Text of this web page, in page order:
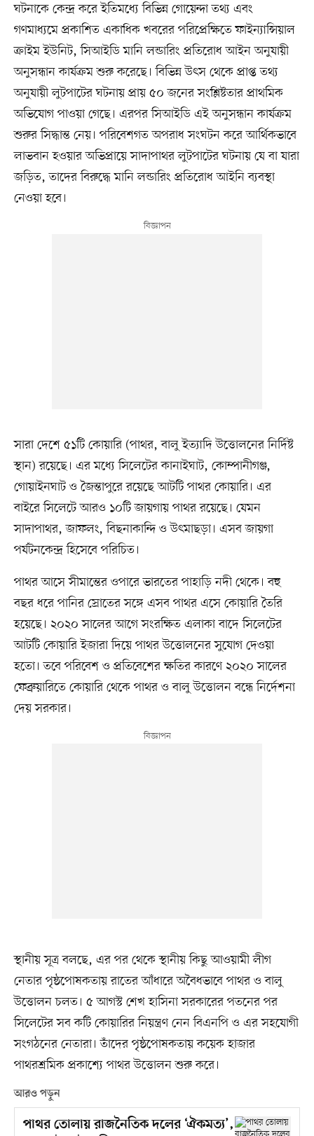
ঘটনাকে কেন্দ্র করে ইতিমধ্যে বিভিন্ন গোয়েন্দা তথ্য এবং
গণমাধ্যমে প্রকাশিত একাধিক খবরের পরিপ্রেক্ষিতে ফাইন্যান্সিয়াল
ক্রাইম ইউনিট, সিআইডি মানি লন্ডারিং প্রতিরোধ আইন অনুযায়ী
অনুসন্ধান কার্যক্রম শুরু করেছে। বিভিন্ন উৎস থেকে প্রাপ্ত তথ্য
অনুযায়ী লুটপাটের ঘটনায় প্রায় ৫০ জনের সংশ্লিষ্টতার প্রাথমিক
অভিযোগ পাওয়া গেছে। এরপর সিআইডি এই অনুসন্ধান কার্যক্রম
শুরুর সিদ্ধান্ত নেয়। পরিবেশগত অপরাধ সংঘটন করে আর্থিকভাবে
লাভবান হওয়ার অভিপ্রায়ে সাদাপাথর লুটপাটের ঘটনায় যে বা যারা
জড়িত, তাদের বিরুদ্ধে মানি লন্ডারিং প্রতিরোধ আইনি ব্যবস্থা
নেওয়া হবে।
সারা দেশে ৫১টি কোয়ারি (পাথর, বালু ইত্যাদি উত্তোলনের নির্দিষ্ট
স্থান) রয়েছে। এর মধ্যে সিলেটের কানাইঘাট, কোম্পানীগঞ্জ,
গোয়াইনঘাট ও জৈন্তাপুরে রয়েছে আটটি পাথর কোয়ারি। এর
বাইরে সিলেটে আরও ১০টি জায়গায় পাথর রয়েছে। যেমন
সাদাপাথর, জাফলং, বিছনাকান্দি ও উৎমাছড়া। এসব জায়গা
পর্যটনকেন্দ্র হিসেবে পরিচিত।
পাথর আসে সীমান্তের ওপারে ভারতের পাহাড়ি নদী থেকে। বহু
বছর ধরে পানির স্রোতের সঙ্গে এসব পাথর এসে কোয়ারি তৈরি
হয়েছে। ২০২০ সালের আগে সংরক্ষিত এলাকা বাদে সিলেটের
আটটি কোয়ারি ইজারা দিয়ে পাথর উত্তোলনের সুযোগ দেওয়া
হতো। তবে পরিবেশ ও প্রতিবেশের ক্ষতির কারণে ২০২০ সালের
ফেব্রুয়ারিতে কোয়ারি থেকে পাথর ও বালু উত্তোলন বন্ধে নির্দেশনা
দেয় সরকার।
স্থানীয় সূত্র বলছে, এর পর থেকে স্থানীয় কিছু আওয়ামী লীগ
নেতার পৃষ্ঠপোষকতায় রাতের আঁধারে অবৈধভাবে পাথর ও বালু
উত্তোলন চলত। ৫ আগস্ট শেখ হাসিনা সরকারের পতনের পর
সিলেটের সব কটি কোয়ারির নিয়ন্ত্রণ নেন বিএনপি ও এর সহযোগী
সংগঠনের নেতারা। তাঁদের পৃষ্ঠপোষকতায় কয়েক হাজার
পাথরশ্রমিক প্রকাশ্যে পাথর উত্তোলন শুরু করে।
আরও পড়ুন
পাথর তোলায় রাজনৈতিক দলের ‘ঐকমত্য’,